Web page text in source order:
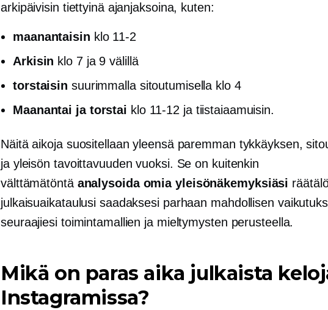
arkipäivisin tiettyinä ajanjaksoina, kuten:
maanantaisin klo 11-2
Arkisin klo 7 ja 9 välillä
torstaisin suurimmalla sitoutumisella klo 4
Maanantai ja torstai klo 11-12 ja tiistaiaamuisin.
Näitä aikoja suositellaan yleensä paremman tykkäyksen,
ja yleisön tavoittavuuden vuoksi. Se on kuitenkin
välttämätöntä analysoida omia yleisönäkemyksiäsi
julkaisuaikataulusi saadaksesi parhaan mahdollisen
seuraajiesi toimintamallien ja mieltymysten perusteella.
Mikä on paras aika julkaista
Instagramissa?